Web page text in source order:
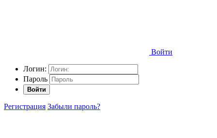
Войти
Логин:
Пароль
Войти
Регистрация Забыли пароль?